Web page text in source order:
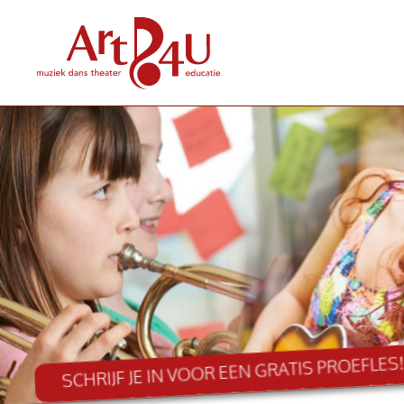
SCHRIJF JE IN VOOR EEN GRATIS PROEFLES!